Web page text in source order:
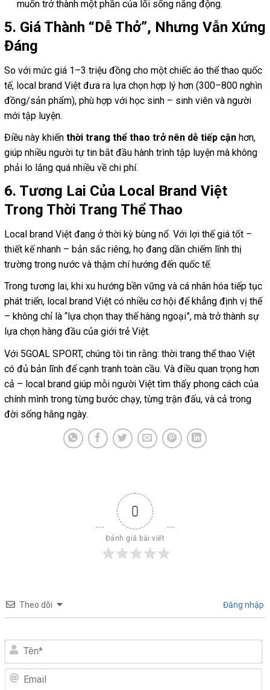
muốn trở thành một phần của lối sống năng động.
5. Giá Thành “Dễ Thở”, Nhưng Vẫn Xứng
Đáng
So với mức giá 1–3 triệu đồng cho một chiếc áo thể thao quốc
tế, local brand Việt đưa ra lựa chọn hợp lý hơn (300–800 nghìn
đồng/sản phẩm), phù hợp với học sinh – sinh viên và người
mới tập luyện.
Điều này khiến thời trang thể thao trở nên dễ tiếp cận hơn,
giúp nhiều người tự tin bắt đầu hành trình tập luyện mà không
phải lo lắng quá nhiều về chi phí.
6. Tương Lai Của Local Brand Việt
Trong Thời Trang Thể Thao
Local brand Việt đang ở thời kỳ bùng nổ. Với lợi thế giá tốt –
thiết kế nhanh – bản sắc riêng, họ đang dần chiếm lĩnh thị
trường trong nước và thậm chí hướng đến quốc tế.
Trong tương lai, khi xu hướng bền vững và cá nhân hóa tiếp tục
phát triển, local brand Việt có nhiều cơ hội để khẳng định vị thế
– không chỉ là “lựa chọn thay thế hàng ngoại”, mà trở thành sự
lựa chọn hàng đầu của giới trẻ Việt.
Với 5GOAL SPORT, chúng tôi tin rằng: thời trang thể thao Việt
có đủ bản lĩnh để cạnh tranh toàn cầu. Và điều quan trọng hơn
cả – local brand giúp mỗi người Việt tìm thấy phong cách của
chính mình trong từng bước chạy, từng trận đấu, và cả trong
đời sống hằng ngày.
0
Đánh giá bài viết
Theo dõi Đăng nhập
Tên*